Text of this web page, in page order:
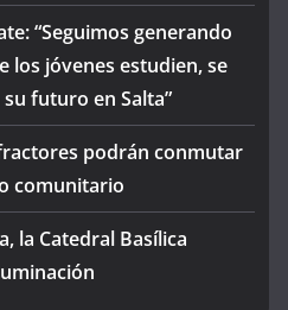
“Seguimos generando
los jóvenes estudien, se
futuro en Salta”
podrán conmutar
comunitario
la Catedral Basílica